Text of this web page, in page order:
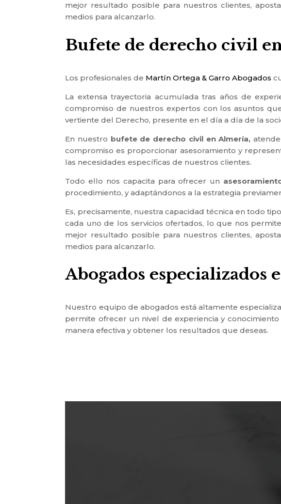
mejor resultado posible para nuestros clientes,
medios para alcanzarlo.
Bufete de derecho civil
Los profesionales de Martín Ortega & Garro Abogados
La extensa trayectoria acumulada tras años de
compromiso de nuestros expertos con los asuntos
vertiente del Derecho, presente en el día a día de la
En nuestro bufete de derecho civil en Almería,
compromiso es proporcionar asesoramiento y
las necesidades específicas de nuestros clientes.
Todo ello nos capacita para ofrecer un
procedimiento, y adaptándonos a la estrategia
Es, precisamente, nuestra capacidad técnica en todo
cada uno de los servicios ofertados, lo que nos
mejor resultado posible para nuestros clientes,
medios para alcanzarlo.
Abogados especializados
Nuestro equipo de abogados está altamente
permite ofrecer un nivel de experiencia y
manera efectiva y obtener los resultados que deseas.